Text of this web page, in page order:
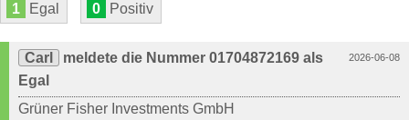
1 Egal 0 Positiv
2026-06-08
Carl
meldete die Nummer 01704872169 als
Egal
Grüner Fisher Investments GmbH